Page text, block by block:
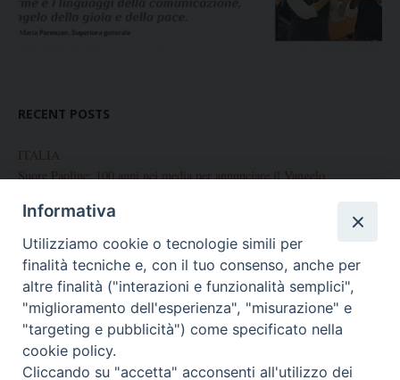
RECENT POSTS
ITALIA
Suore Paoline: 100 anni nei media per annunciare il Vangelo
Chiusura del Centenario di Fondazione delle Figlie di San Paolo
Corso internazionale di preparazione alla Professione Perpetua
Palermo: Conclusione Centenario di fondazione
Celebrazione del Centenario a Brescia
Informativa
Utilizziamo cookie o tecnologie simili per
finalità tecniche e, con il tuo consenso, anche per
altre finalità ("interazioni e funzionalità semplici",
"miglioramento dell'esperienza", "misurazione" e
"targeting e pubblicità") come specificato nella
cookie policy.
Cliccando su "accetta" acconsenti all'utilizzo dei